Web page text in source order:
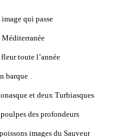
qui passe
toute l’année
barque
et deux Turbiasques
des profondeurs
images du Sauveur